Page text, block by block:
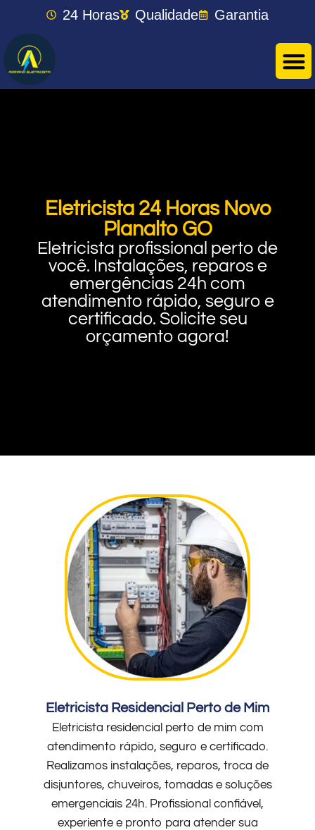
24 Horas Qualidade Garantia
Eletricista 24 Horas Novo
Planalto GO
Eletricista profissional perto de
você. Instalações, reparos e
emergências 24h com
atendimento rápido, seguro e
certificado. Solicite seu
orçamento agora!
Eletricista Residencial Perto de Mim
Eletricista residencial perto de mim com
atendimento rápido, seguro e certificado.
Realizamos instalações, reparos, troca de
disjuntores, chuveiros, tomadas e soluções
emergenciais 24h. Profissional confiável,
experiente e pronto para atender sua